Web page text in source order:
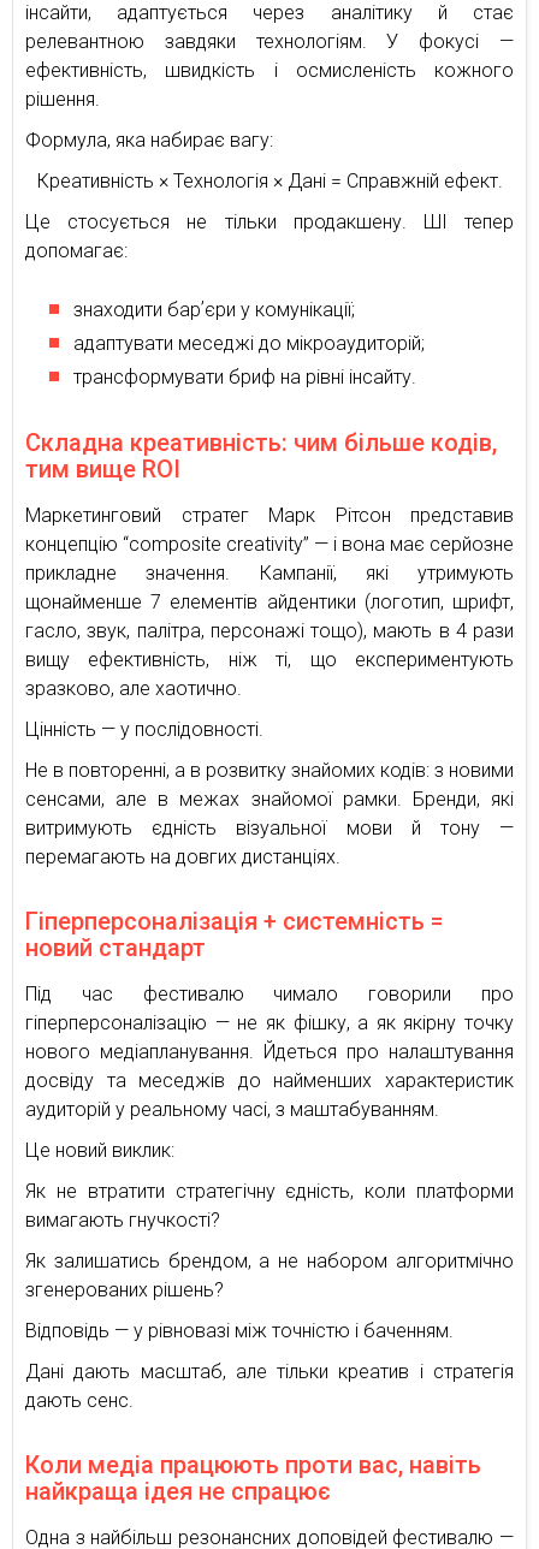
інсайти, адаптується через аналітику й стає
релевантною завдяки технологіям. У фокусі —
ефективність, швидкість і осмисленість кожного
рішення.
Формула, яка набирає вагу:
Креативність × Технологія × Дані = Справжній ефект.
Це стосується не тільки продакшену. ШІ тепер
допомагає:
знаходити барʼєри у комунікації;
адаптувати меседжі до мікроаудиторій;
трансформувати бриф на рівні інсайту.
Складна креативність: чим більше кодів,
тим вище ROI
Маркетинговий стратег Марк Рітсон представив
концепцію “composite creativity” — і вона має серйозне
прикладне значення. Кампанії, які утримують
щонайменше 7 елементів айдентики (логотип, шрифт,
гасло, звук, палітра, персонажі тощо), мають в 4 рази
вищу ефективність, ніж ті, що експериментують
зразково, але хаотично.
Цінність — у послідовності.
Не в повторенні, а в розвитку знайомих кодів: з новими
сенсами, але в межах знайомої рамки. Бренди, які
витримують єдність візуальної мови й тону —
перемагають на довгих дистанціях.
Гіперперсоналізація + системність =
новий стандарт
Під час фестивалю чимало говорили про
гіперперсоналізацію — не як фішку, а як якірну точку
нового медіапланування. Йдеться про налаштування
досвіду та меседжів до найменших характеристик
аудиторій у реальному часі, з маштабуванням.
Це новий виклик:
Як не втратити стратегічну єдність, коли платформи
вимагають гнучкості?
Як залишатись брендом, а не набором алгоритмічно
згенерованих рішень?
Відповідь — у рівновазі між точністю і баченням.
Дані дають масштаб, але тільки креатив і стратегія
дають сенс.
Коли медіа працюють проти вас, навіть
найкраща ідея не спрацює
Одна з найбільш резонансних доповідей фестивалю —